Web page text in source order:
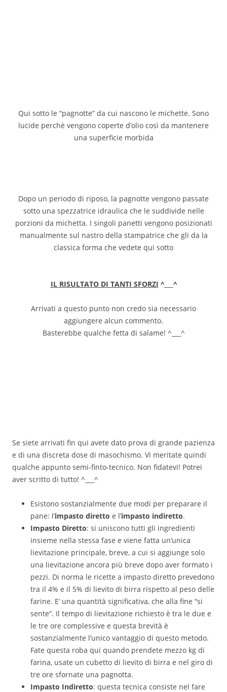
Qui sotto le “pagnotte” da cui nascono le michette. Sono
lucide perchè vengono coperte d’olio così da mantenere
una superficie morbida
Dopo un periodo di riposo, la pagnotte vengono passate
sotto una spezzatrice idraulica che le suddivide nelle
porzioni da michetta. I singoli panetti vengono posizionati
manualmente sul nastro della stampatrice che gli da la
classica forma che vedete qui sotto
IL RISULTATO DI TANTI SFORZI ^___^
Arrivati a questo punto non credo sia necessario
aggiungere alcun commento.
Basterebbe qualche fetta di salame! ^___^
Se siete arrivati fin qui avete dato prova di grande pazienza
e di una discreta dose di masochismo. Vi meritate quindi
qualche appunto semi-finto-tecnico. Non fidatevi! Potrei
aver scritto di tutto! ^___^
Esistono sostanzialmente due modi per preparare il
pane: l’impasto diretto e l’impasto indiretto.
Impasto Diretto: si uniscono tutti gli ingredienti
insieme nella stessa fase e viene fatta un’unica
lievitazione principale, breve, a cui si aggiunge solo
una lievitazione ancora più breve dopo aver formato i
pezzi. Di norma le ricette a impasto diretto prevedono
tra il 4% e il 5% di lievito di birra rispetto al peso delle
farine. E’ una quantità significativa, che alla fine “si
sente”. Il tempo di lievitazione richiesto è tra le due e
le tre ore complessive e questa brevità è
sostanzialmente l’unico vantaggio di questo metodo.
Fate questa roba qui quando prendete mezzo kg di
farina, usate un cubetto di lievito di birra e nel giro di
tre ore sfornate una pagnotta.
Impasto Indiretto: questa tecnica consiste nel fare